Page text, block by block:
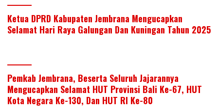
Ketua DPRD Kabupaten Jembrana Mengucapkan
Selamat Hari Raya Galungan Dan Kuningan Tahun 2025
Pemkab Jembrana, Beserta Seluruh Jajarannya
Mengucapkan Selamat HUT Provinsi Bali Ke-67, HUT
Kota Negara Ke-130, Dan HUT RI Ke-80